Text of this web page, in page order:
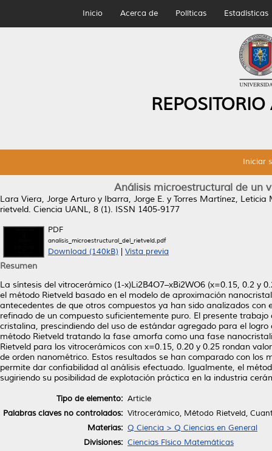
Inicio Acerca de Políticas Estadísticas
Iniciar
Análisis microestructural de un
Lara Viera, Jorge Arturo y Ibarra, Jorge E. y Torres Martínez, Leticia
rietveld. Ciencia UANL, 8 (1). ISSN 1405-9177
PDF
analisis_microestructural_del_rietveld.pdf
Download (140kB) Vista previa
Resumen
La síntesis del vitrocerámico (1-x)Li2B4O7–xBi2WO6 (x=0.15, 0.2
el método Rietveld basado en el modelo de aproximación
antecedentes de que otros compuestos ya han sido analizados
refinado de un compuesto suficientemente puro. El presente
cristalina, prescindiendo del uso de estándar agregado para el
método Rietveld tratando la fase amorfa como una fase
Rietveld para los vitrocerámicos con x=0.15, 0.20 y 0.25 rondan
de orden nanométrico. Estos resultados se han comparado con
permite dar confiabilidad al análisis efectuado. Igualmente, el
sugiriendo su posibilidad de explotación práctica en la industria
Tipo de elemento: Article
Palabras claves no controlados: Vitrocerámico, Método Rietveld,
Materias: Q Ciencia > Q Ciencias en General
Divisiones: Ciencias Físico Matemáticas